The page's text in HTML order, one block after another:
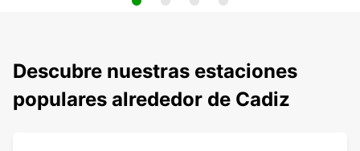
Descubre nuestras estaciones
populares alrededor de Cadiz